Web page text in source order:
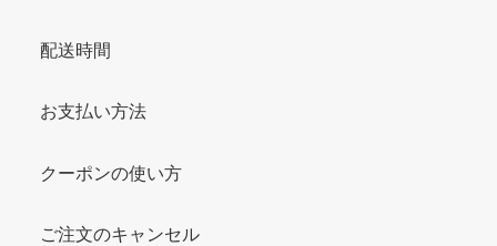
配送時間
お支払い方法
クーポンの使い方
ご注文のキャンセル